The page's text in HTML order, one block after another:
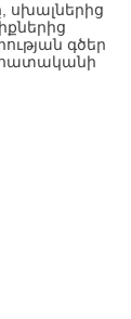
սխալներից
գծեր